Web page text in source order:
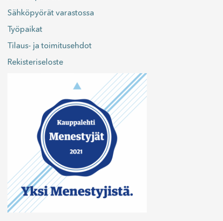
Sähköpyörät varastossa
Työpaikat
Tilaus- ja toimitusehdot
Rekisteriseloste